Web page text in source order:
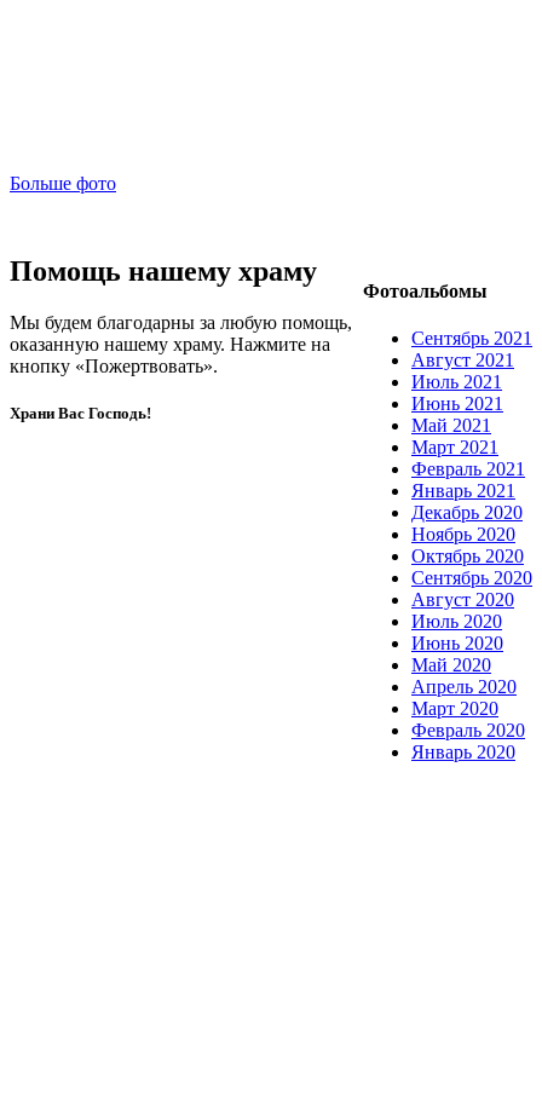
Больше фото
Фотоальбомы
Сентябрь 2021
Август 2021
Июль 2021
Июнь 2021
Май 2021
Март 2021
Февраль 2021
Январь 2021
Декабрь 2020
Ноябрь 2020
Октябрь 2020
Сентябрь 2020
Август 2020
Июль 2020
Июнь 2020
Май 2020
Апрель 2020
Март 2020
Февраль 2020
Январь 2020
Помощь нашему храму
Мы будем благодарны за любую помощь,
оказанную нашему храму. Нажмите на
кнопку «Пожертвовать».
Храни Вас Господь!